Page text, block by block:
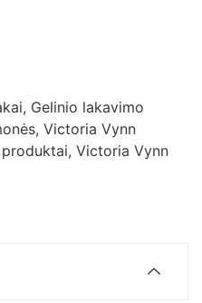
, Gelinio lakavimo
, Victoria Vynn
, Victoria Vynn